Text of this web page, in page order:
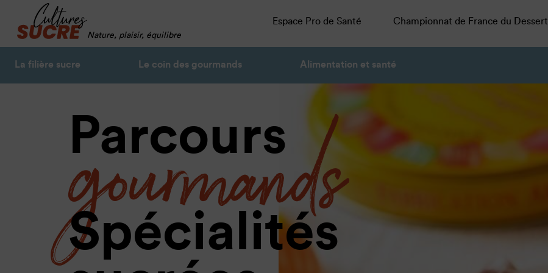
Nature, plaisir, équilibre
Espace Pro de Santé Championnat de France du Dessert
La filière sucre Le coin des gourmands Alimentation et santé
Parcours
gourmands
Spécialités